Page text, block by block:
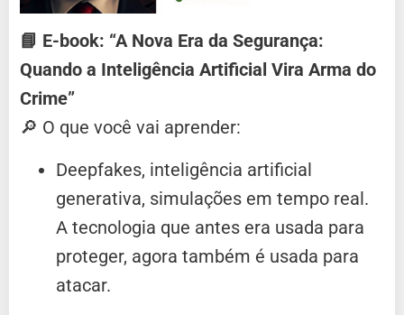
📘 E-book: “A Nova Era da Segurança:
Quando a Inteligência Artificial Vira Arma do
Crime”
🔎 O que você vai aprender:
Deepfakes, inteligência artificial
generativa, simulações em tempo real.
A tecnologia que antes era usada para
proteger, agora também é usada para
atacar.